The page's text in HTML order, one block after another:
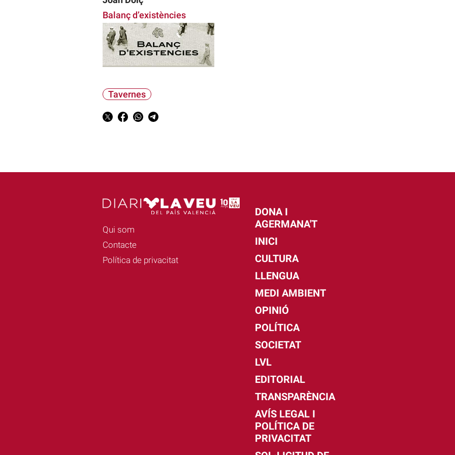
Balanç d’existències
Tavernes
Qui som
Contacte
Política de privacitat
DONA I
AGERMANA'T
INICI
CULTURA
LLENGUA
MEDI AMBIENT
OPINIÓ
POLÍTICA
SOCIETAT
LVL
EDITORIAL
TRANSPARÈNCIA
AVÍS LEGAL I
POLÍTICA DE
PRIVACITAT